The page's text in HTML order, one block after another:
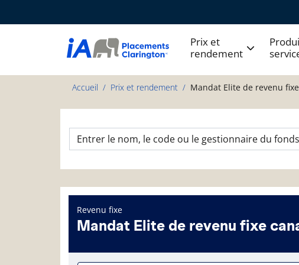
Prix et
rendement
Accueil Prix et rendement Mandat Elite de revenu
Revenu fixe
Mandat Elite de revenu fixe